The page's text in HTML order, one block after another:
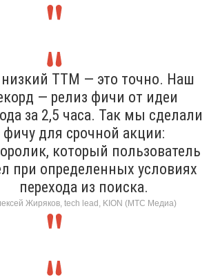
TTM — это точно. Наш
— релиз фичи от идеи
за 2,5 часа. Так мы сделали
фичу для срочной акции:
который пользователь
при определенных условиях
перехода из поиска.
Жиряков, tech lead, KION (МТС Медиа)